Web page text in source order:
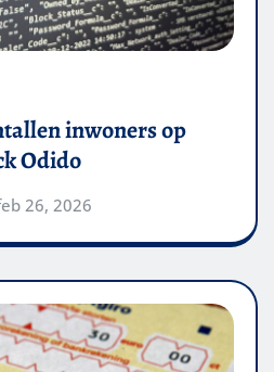
inwoners op
Odido
26, 2026